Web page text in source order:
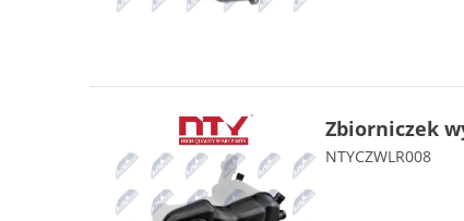
Zbiorniczek
NTYCZWLR008